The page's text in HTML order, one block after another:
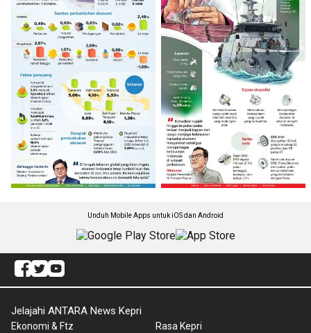
Unduh Mobile Apps untuk iOS dan Android
Jelajahi ANTARA News Kepri
Ekonomi & Ftz Rasa Kepri